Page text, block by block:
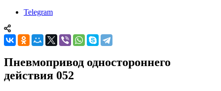
Telegram
Пневмопривод одностороннего
действия 052